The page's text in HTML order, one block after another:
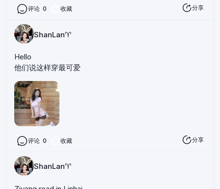
评论 0 收藏 分享
ShanLan♈️
Hello
他们说这样穿最可爱
评论 0 收藏 分享
ShanLan♈️